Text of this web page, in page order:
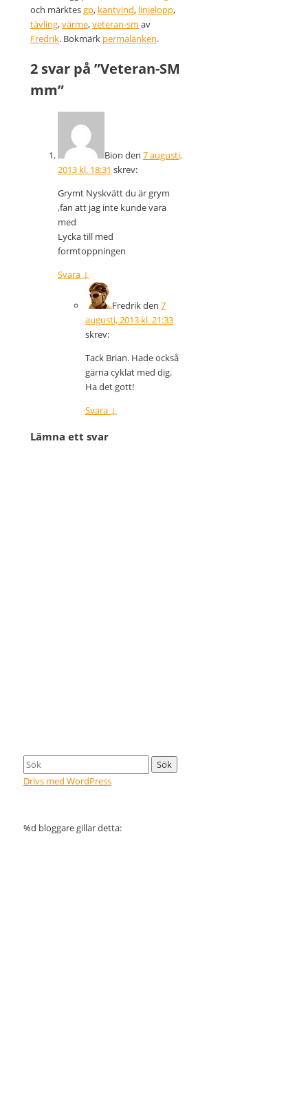
och märktesgp, kantvind, linjelopp,
tävling,värme,veteran-sm av
Fredrik. Bokmärk permalänken.
2 svar på ”Veteran-SM
mm”
Bion den 7 augusti,
2013 kl. 18:31 skrev:
Grymt Nyskvätt du är grym
,fan att jag inte kunde vara
med
Lycka till med
formtoppningen
Svara ↓
Fredrikden 7
augusti, 2013 kl. 21:33
skrev:
Tack Brian. Hade också
gärna cyklat med dig.
Ha det gott!
Svara ↓
Lämna ett svar
Drivs med WordPress
%d bloggare gillar detta: